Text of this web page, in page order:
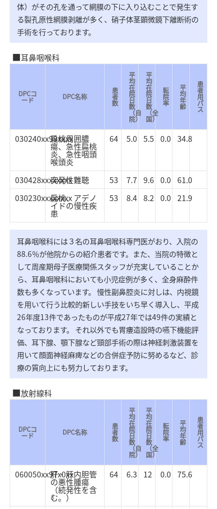
体）がその孔を通って網膜の下に入り込むことで発生す
る裂孔原性網膜剥離が多く、硝子体茎顕微鏡下離断術の
手術を行っております。
耳鼻咽喉科
DPCコ
ード DPC名称
患
者
数
平
均
在
院
日
数
（自
院）
平
均
在
院
日
数
（全
国）
転
院
率
平
均
年
齢
患
者
用
パ
ス
030240xx99xxxx
扁桃周囲膿
瘍、急性扁桃
炎、急性咽頭
喉頭炎
64 5.0 5.5 0.0 34.8
030428xxxxxxxx
突発性難聴 53 7.7 9.6 0.0
61.0
030230xxxxxxxx扁桃、アデノ
イドの慢性疾
患
53 8.4 8.2 0.0 21.9
耳鼻咽喉科には３名の耳鼻咽喉科専門医がおり、入院の
88.6％が他院からの紹介患者です。また、当院の特徴と
して周産期母子医療関係スタッフが充実していることか
ら、耳鼻咽喉科においても小児症例が多く、全身麻酔件
数も多くなっています。 慢性副鼻腔炎に対しは、内視鏡
を用いて行う比較的新しい手技をいち早く導入し、平成
26年度13件であったものが平成27年では49件の実績と
なっております。 それ以外でも胃瘻造設時の嚥下機能評
価、耳下腺、顎下腺など頸部手術の際は神経刺激装置を
用いて顔面神経麻痺などの合併症予防に努めるなど、診
療の質向上にも努力しております。
放射線科
DPCコ
ード DPC名称
患
者
数
平
均
在
院
日
数
（自
院）
平
均
在
院
日
数
（全
国）
転
院
率
平
均
年
齢
患
者
用
パ
ス
060050xx97x0xx肝・肝内胆管
の悪性腫瘍
（続発性を含
む。）
64 6.3 12 0.0 75.6